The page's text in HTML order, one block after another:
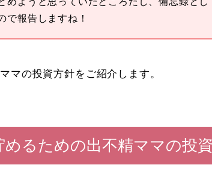
で報告しますね！
マの投資方針をご紹介します。
めるための出不精ママの投